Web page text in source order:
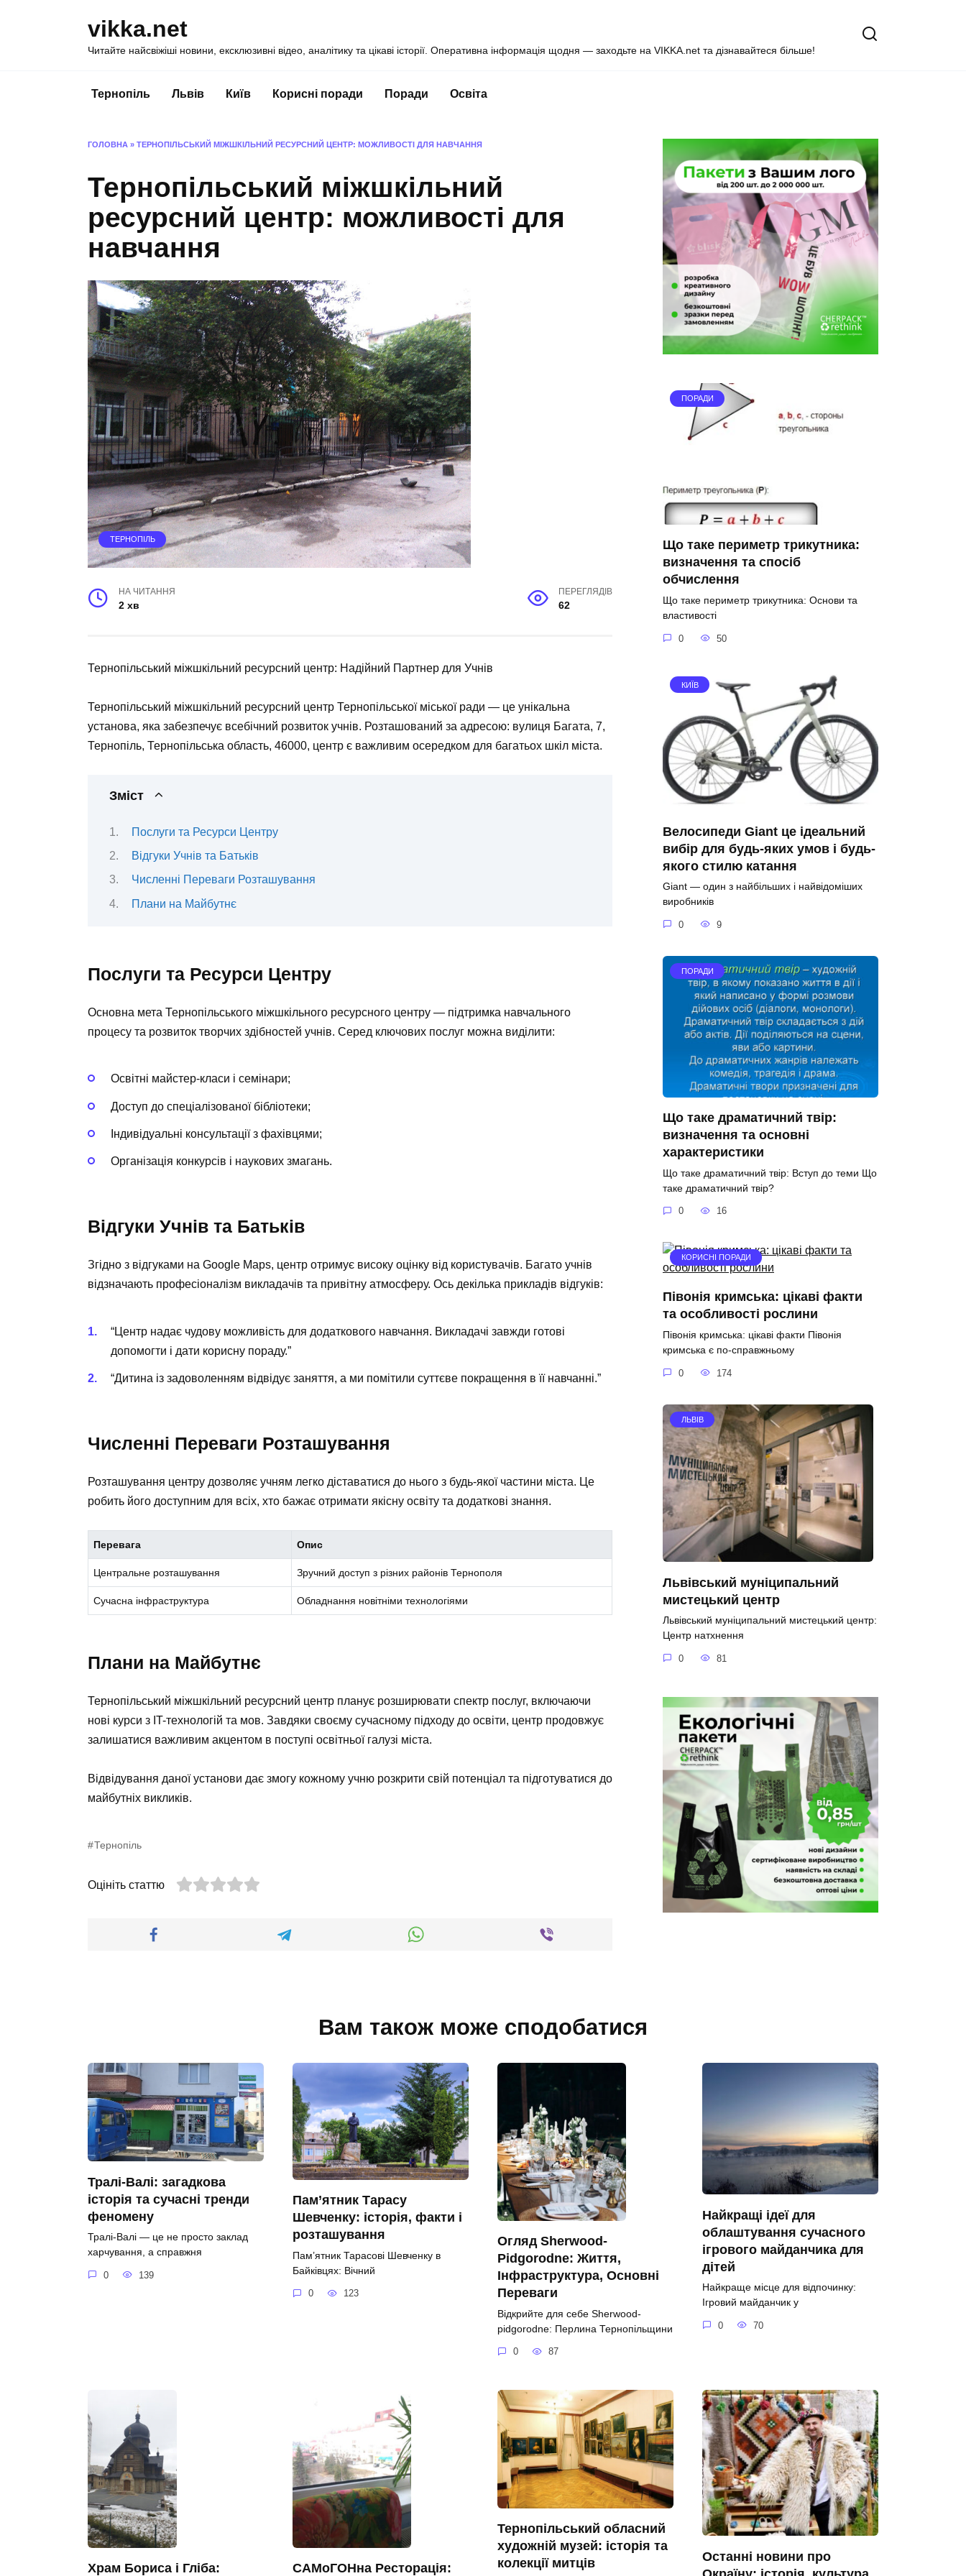
vikka.net
Читайте найсвіжіші новини, ексклюзивні відео, аналітику та цікаві історії. Оперативна інформація щодня — заходьте на VIKKA.net та дізнавайтеся більше!
Тернопіль Львів Київ Корисні поради Поради Освіта
ГОЛОВНА » ТЕРНОПІЛЬСЬКИЙ МІЖШКІЛЬНИЙ РЕСУРСНИЙ ЦЕНТР: МОЖЛИВОСТІ ДЛЯ НАВЧАННЯ
Тернопільський міжшкільний
ресурсний центр: можливості для
навчання
ТЕРНОПІЛЬ
НА ЧИТАННЯ
2 хв
ПЕРЕГЛЯДІВ
62
Тернопільський міжшкільний ресурсний центр: Надійний Партнер для Учнів
Тернопільський міжшкільний ресурсний центр Тернопільської міської ради — це унікальна
установа, яка забезпечує всебічний розвиток учнів. Розташований за адресою: вулиця Багата, 7,
Тернопіль, Тернопільська область, 46000, центр є важливим осередком для багатьох шкіл міста.
Зміст
Послуги та Ресурси Центру
Відгуки Учнів та Батьків
Численні Переваги Розташування
Плани на Майбутнє
Послуги та Ресурси Центру
Основна мета Тернопільського міжшкільного ресурсного центру — підтримка навчального
процесу та розвиток творчих здібностей учнів. Серед ключових послуг можна виділити:
Освітні майстер-класи і семінари;
Доступ до спеціалізованої бібліотеки;
Індивідуальні консультації з фахівцями;
Організація конкурсів і наукових змагань.
Відгуки Учнів та Батьків
Згідно з відгуками на Google Maps, центр отримує високу оцінку від користувачів. Багато учнів
відзначають професіоналізм викладачів та привітну атмосферу. Ось декілька прикладів відгуків:
“Центр надає чудову можливість для додаткового навчання. Викладачі завжди готові
допомогти і дати корисну пораду.”
“Дитина із задоволенням відвідує заняття, а ми помітили суттєве покращення в її навчанні.”
Численні Переваги Розташування
Розташування центру дозволяє учням легко діставатися до нього з будь-якої частини міста. Це
робить його доступним для всіх, хто бажає отримати якісну освіту та додаткові знання.
Перевага Опис
Центральне розташування Зручний доступ з різних районів Тернополя
Сучасна інфраструктура Обладнання новітніми технологіями
Плани на Майбутнє
Тернопільський міжшкільний ресурсний центр планує розширювати спектр послуг, включаючи
нові курси з IT-технологій та мов. Завдяки своєму сучасному підходу до освіти, центр продовжує
залишатися важливим акцентом в поступі освітньої галузі міста.
Відвідування даної установи дає змогу кожному учню розкрити свій потенціал та підготуватися до
майбутніх викликів.
Тернопіль
Оцініть статтю
ПОРАДИ
Що таке периметр трикутника:
визначення та спосіб
обчислення
Що таке периметр трикутника: Основи та
властивості
0 50
КИЇВ
Велосипеди Giant це ідеальний
вибір для будь-яких умов і будь-
якого стилю катання
Giant — один з найбільших і найвідоміших
виробників
0 9
ПОРАДИ
Що таке драматичний твір:
визначення та основні
характеристики
Що таке драматичний твір: Вступ до теми Що
таке драматичний твір?
0 16
КОРИСНІ ПОРАДИ
Півонія кримська: цікаві факти
та особливості рослини
Півонія кримська: цікаві факти Півонія
кримська є по-справжньому
0 174
ЛЬВІВ
Львівський муніципальний
мистецький центр
Львівський муніципальний мистецький центр:
Центр натхнення
0 81
Вам також може сподобатися
Тралі-Валі: загадкова
історія та сучасні тренди
феномену
Тралі-Валі — це не просто заклад
харчування, а справжня
0 139
Пам’ятник Тарасу
Шевченку: історія, факти і
розташування
Пам’ятник Тарасові Шевченку в
Байківцях: Вічний
0 123
Огляд Sherwood-
Pidgorodne: Життя,
Інфраструктура, Основні
Переваги
Відкрийте для себе Sherwood-
pidgorodne: Перлина Тернопільщини
0 87
Найкращі ідеї для
облаштування сучасного
ігрового майданчика для
дітей
Найкраще місце для відпочинку:
Ігровий майданчик у
0 70
Храм Бориса і Гліба: САМоГОНна Ресторація:
Тернопільський обласний
художній музей: історія та
колекції митців
Останні новини про